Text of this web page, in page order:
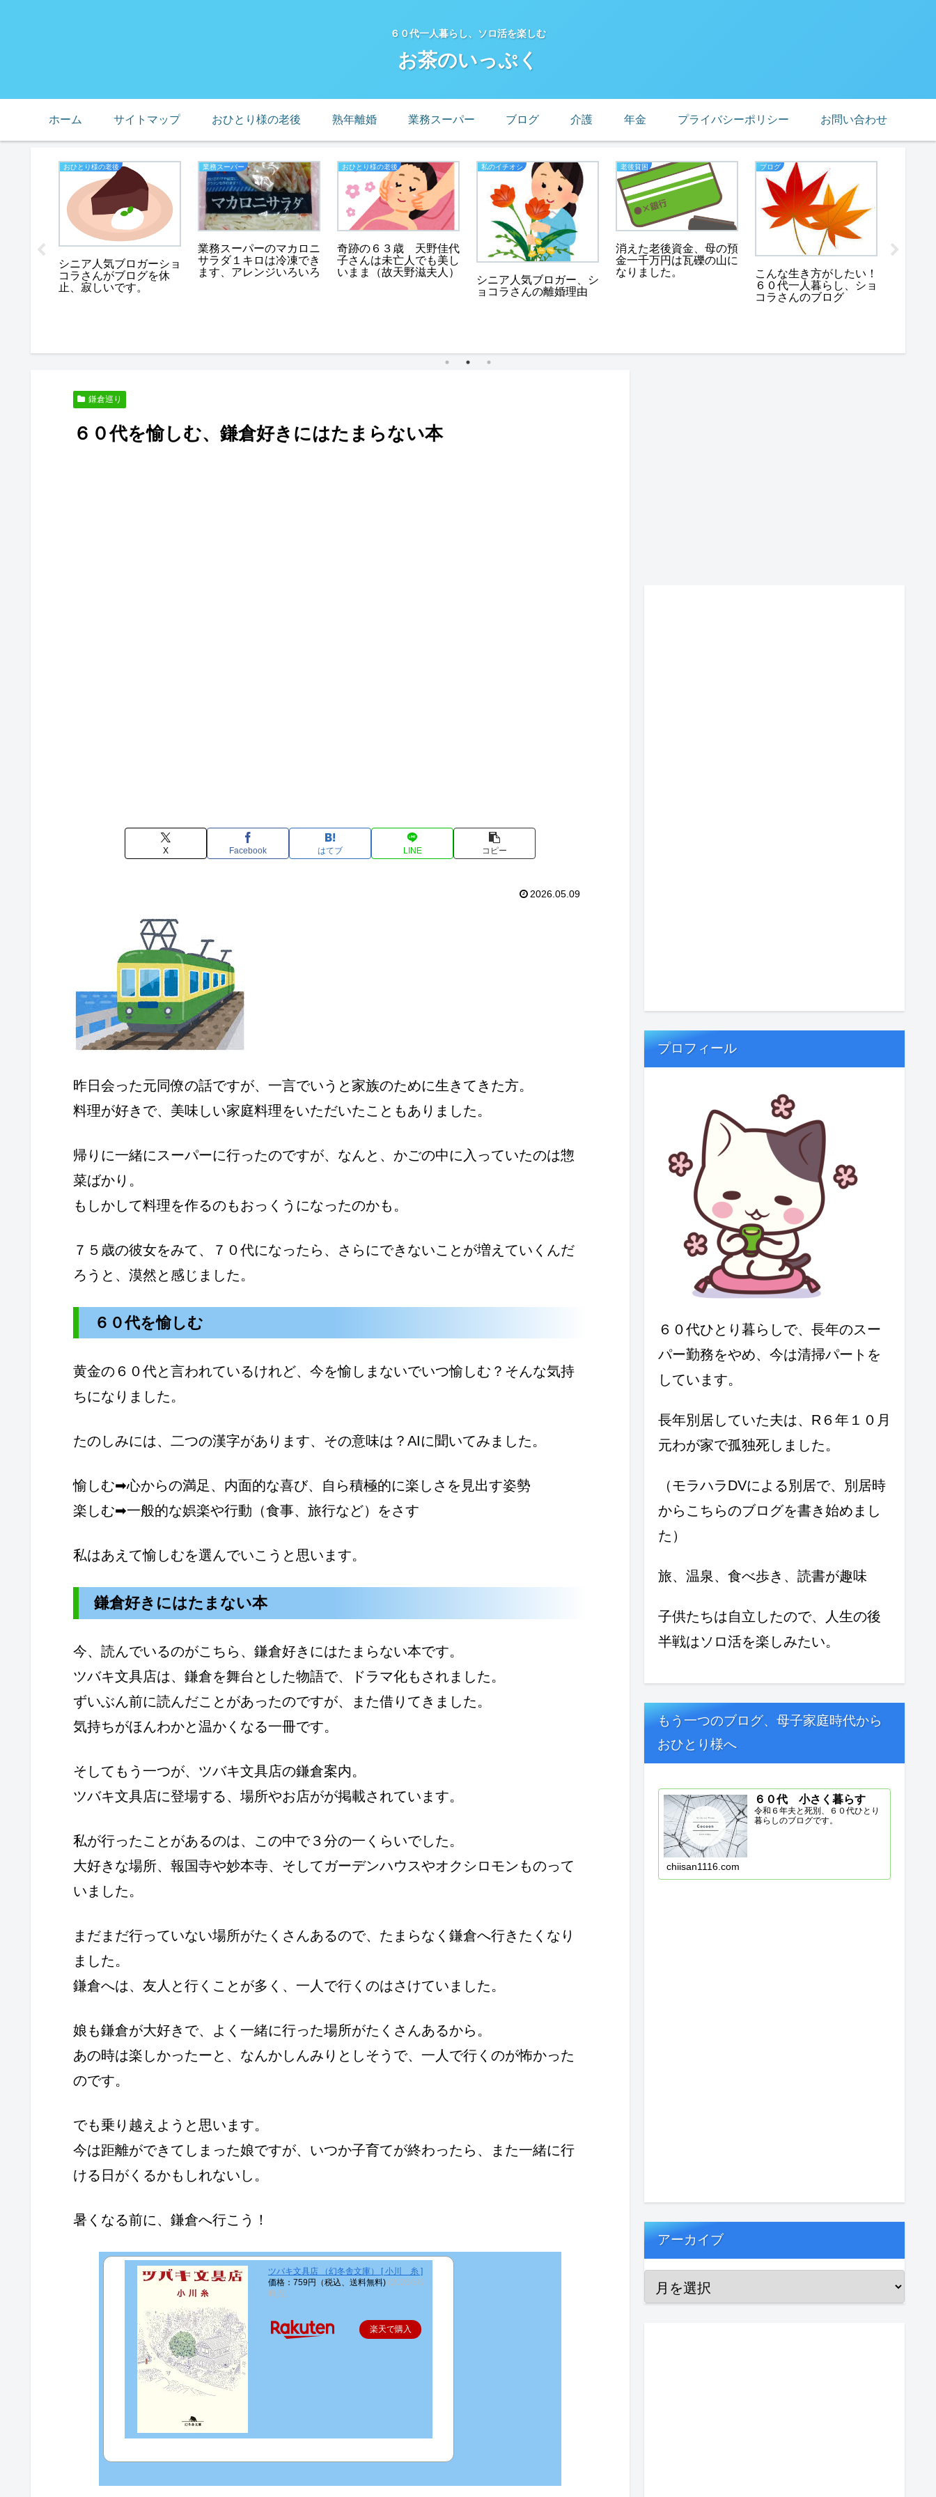
６０代一人暮らし、ソロ活を楽しむ
お茶のいっぷく
ホーム サイトマップ おひとり様の老後 熟年離婚 業務スーパー ブログ 介護 年金 プライバシーポリシー お問い合わせ
おひとり様の老後
シニア人気ブロガーショ
コラさんがブログを休
止、寂しいです。
業務スーパー
業務スーパーのマカロニ
サラダ１キロは冷凍でき
ます、アレンジいろいろ
おひとり様の老後
奇跡の６３歳 天野佳代
子さんは未亡人でも美し
いまま（故天野滋夫人）
私のイチオシ
シニア人気ブロガー、シ
ョコラさんの離婚理由
老後貧困
消えた老後資金、母の預
金一千万円は瓦礫の山に
なりました。
ブログ
こんな生き方がしたい！
６０代一人暮らし、ショ
コラさんのブログ
鎌倉巡り
６０代を愉しむ、鎌倉好きにはたまらない本
X Facebook はてブ LINE コピー
2026.05.09
昨日会った元同僚の話ですが、一言でいうと家族のために生きてきた方。
料理が好きで、美味しい家庭料理をいただいたこともありました。
帰りに一緒にスーパーに行ったのですが、なんと、かごの中に入っていたのは惣
菜ばかり。
もしかして料理を作るのもおっくうになったのかも。
７５歳の彼女をみて、７０代になったら、さらにできないことが増えていくんだ
ろうと、漠然と感じました。
６０代を愉しむ
黄金の６０代と言われているけれど、今を愉しまないでいつ愉しむ？そんな気持
ちになりました。
たのしみには、二つの漢字があります、その意味は？AIに聞いてみました。
愉しむ➡心からの満足、内面的な喜び、自ら積極的に楽しさを見出す姿勢
楽しむ➡一般的な娯楽や行動（食事、旅行など）をさす
私はあえて愉しむを選んでいこうと思います。
鎌倉好きにはたまない本
今、読んでいるのがこちら、鎌倉好きにはたまらない本です。
ツバキ文具店は、鎌倉を舞台とした物語で、ドラマ化もされました。
ずいぶん前に読んだことがあったのですが、また借りてきました。
気持ちがほんわかと温かくなる一冊です。
そしてもう一つが、ツバキ文具店の鎌倉案内。
ツバキ文具店に登場する、場所やお店がが掲載されています。
私が行ったことがあるのは、この中で３分の一くらいでした。
大好きな場所、報国寺や妙本寺、そしてガーデンハウスやオクシロモンものって
いました。
まだまだ行っていない場所がたくさんあるので、たまらなく鎌倉へ行きたくなり
ました。
鎌倉へは、友人と行くことが多く、一人で行くのはさけていました。
娘も鎌倉が大好きで、よく一緒に行った場所がたくさんあるから。
あの時は楽しかったーと、なんかしんみりとしそうで、一人で行くのが怖かった
のです。
でも乗り越えようと思います。
今は距離ができてしまった娘ですが、いつか子育てが終わったら、また一緒に行
ける日がくるかもしれないし。
暑くなる前に、鎌倉へ行こう！
ツバキ文具店 （幻冬舎文庫） [ 小川 糸 ]
価格：759円（税込、送料無料) (2026/5/9
時点)
楽天で購入
プロフィール
６０代ひとり暮らしで、長年のスー
パー勤務をやめ、今は清掃パートを
しています。
長年別居していた夫は、R６年１０月
元わが家で孤独死しました。
（モラハラDVによる別居で、別居時
からこちらのブログを書き始めまし
た）
旅、温泉、食べ歩き、読書が趣味
子供たちは自立したので、人生の後
半戦はソロ活を楽しみたい。
もう一つのブログ、母子家庭時代から
おひとり様へ
６０代 小さく暮らす
令和６年夫と死別、６０代ひとり
暮らしのブログです。
chiisan1116.com
アーカイブ